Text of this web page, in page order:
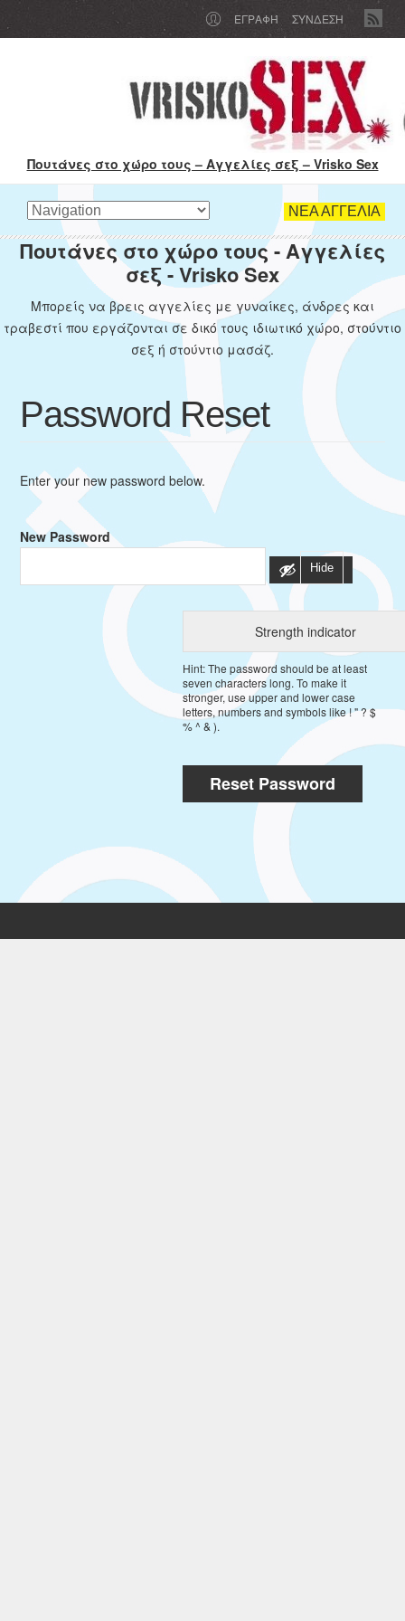
ΕΓΡΑΦΉ ΣΥΝΔΕΣΗ
Πουτάνες στο χώρο τους – Αγγελίες σεξ – Vrisko Sex
ΝΕΑ ΑΓΓΕΛΙΑ
Πουτάνες στο χώρο τους - Αγγελίες
σεξ - Vrisko Sex
Μπορείς να βρεις αγγελίες με γυναίκες, άνδρες και
τραβεστί που εργάζονται σε δικό τους ιδιωτικό χώρο, στούντιο
σεξ ή στούντιο μασάζ.
Password Reset
Enter your new password below.
New Password
Hide
Strength indicator
Hint: The password should be at least
seven characters long. To make it
stronger, use upper and lower case
letters, numbers and symbols like ! " ? $
% ^ & ).